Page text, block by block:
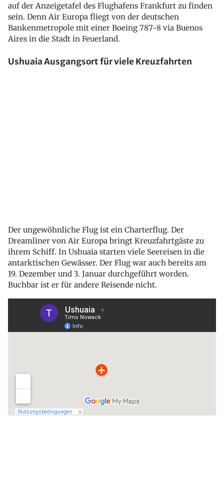
auf der Anzeigetafel des Flughafens Frankfurt zu finden
sein. Denn Air Europa fliegt von der deutschen
Bankenmetropole mit einer Boeing 787-8 via Buenos
Aires in die Stadt in Feuerland.
Ushuaia Ausgangsort für viele Kreuzfahrten
Der ungewöhnliche Flug ist ein Charterflug. Der
Dreamliner von Air Europa bringt Kreuzfahrtgäste zu
ihrem Schiff. In Ushuaia starten viele Seereisen in die
antarktischen Gewässer. Der Flug war auch bereits am
19. Dezember und 3. Januar durchgeführt worden.
Buchbar ist er für andere Reisende nicht.